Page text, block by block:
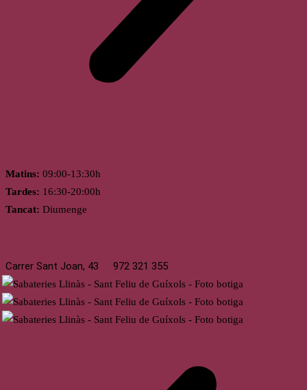
Matins: 09:00-13:30h
Tardes: 16:30-20:00h
Tancat: Diumenge
Carrer Sant Joan, 43 972 321 355